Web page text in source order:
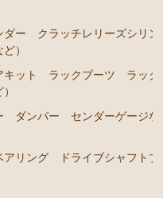
ンダー リペアキッ
ンダー クラッチレリ
ルキット など）
ント ベアリング ボー
ベアリング ドライブ
ー クラッチレリーズシリン
）
キット ラックブーツ ラック
ダンパー センダーゲージな
リング ドライブシャフトブ